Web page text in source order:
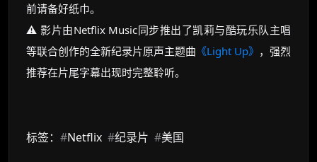
前请备好纸巾。
⚠️ 影片由Netflix Music同步推出了凯莉与酷玩乐队主唱
等联合创作的全新纪录片原声主题曲 《Light Up》 ，强烈
推荐在片尾字幕出现时完整聆听。
标签： #Netflix #纪录片 #美国